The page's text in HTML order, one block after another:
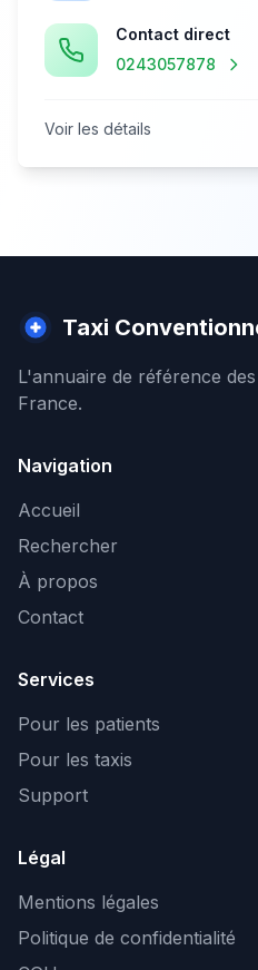
Contact direct
0243057878
Voir les détails
Taxi
L'annuaire de référence
France.
Navigation
Accueil
Rechercher
À propos
Contact
Services
Pour les patients
Pour les taxis
Support
Légal
Mentions légales
Politique de confidentialité